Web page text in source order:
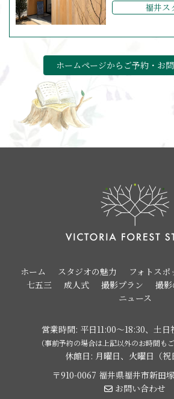
福井ス
ホームページからご予約・お
ホーム スタジオの魅力 フォトスポ
七五三
成人式 撮影プラン 撮
ニュース
営業時間: 平日11:00〜18:30、土日
（事前予約の場合は上記以外のお時間も
休館日: 月曜日、火曜日（祝
〒910-0067 福井県福井市新田
お問い合わせ